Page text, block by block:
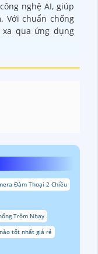
nghệ AI, giúp
Với chuẩn chống
qua ứng dụng
Đàm Thoại 2 Chiều
Trộm Nhạy
tốt nhất giá rẻ